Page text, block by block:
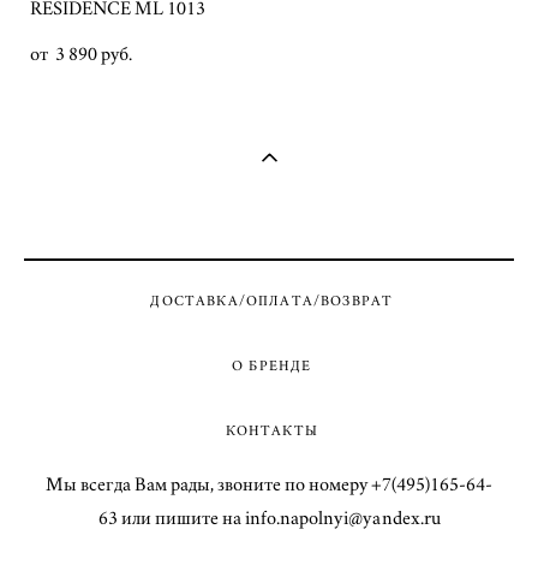
RESIDENCE ML 1013
от 3 890 pуб.
ДОСТАВКА/ОПЛАТА/ВОЗВРАТ
О БРЕНДЕ
КОНТАКТЫ
Мы всегда Вам рады, звоните по номеру +7(495)165-64-
63 или пишите на info.napolnyi@yandex.ru